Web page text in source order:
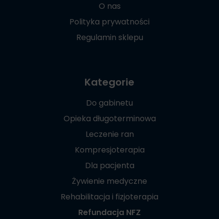
O nas
Polityka prywatności
Regulamin sklepu
Kategorie
Do gabinetu
Opieka długoterminowa
Leczenie ran
Kompresjoterapia
Dla pacjenta
Żywienie medyczne
Rehabilitacja i fizjoterapia
Refundacja NFZ